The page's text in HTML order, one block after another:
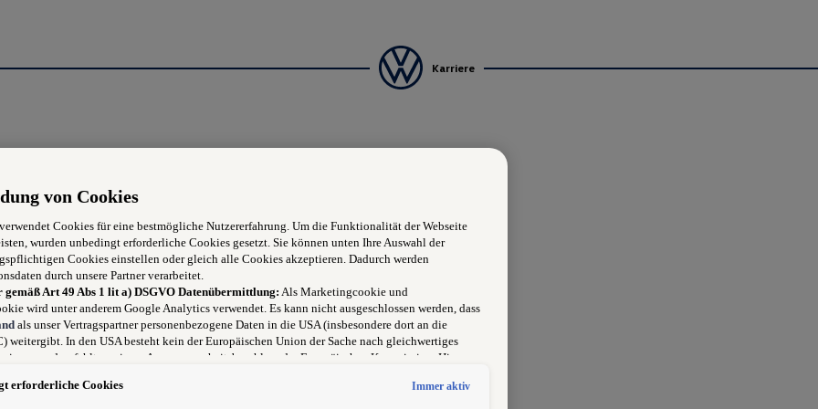
Karriere
von Cookies
Cookies für eine bestmögliche Nutzererfahrung. Um die Funktionalität der Webseite
wurden unbedingt erforderliche Cookies gesetzt. Sie können unten Ihre Auswahl der
Cookies einstellen oder gleich alle Cookies akzeptieren. Dadurch werden
durch unsere Partner verarbeitet.
gemäß Art 49 Abs 1 lit a) DSGVO Datenübermittlung: Als Marketingcookie und
wird unter anderem Google Analytics verwendet. Es kann nicht ausgeschlossen werden, dass
als unser Vertragspartner personenbezogene Daten in die USA (insbesondere dort an die
weitergibt. In den USA besteht kein der Europäischen Union der Sache nach gleichwertiges
und es fehlt an einem Angemessenheitsbeschluss der Europäischen Kommission. Hieraus
können, in den USA keine Datenschutzgrundsätze bestehen, und weil nicht ausgeschlossen
erforderliche Cookies Immer aktiv